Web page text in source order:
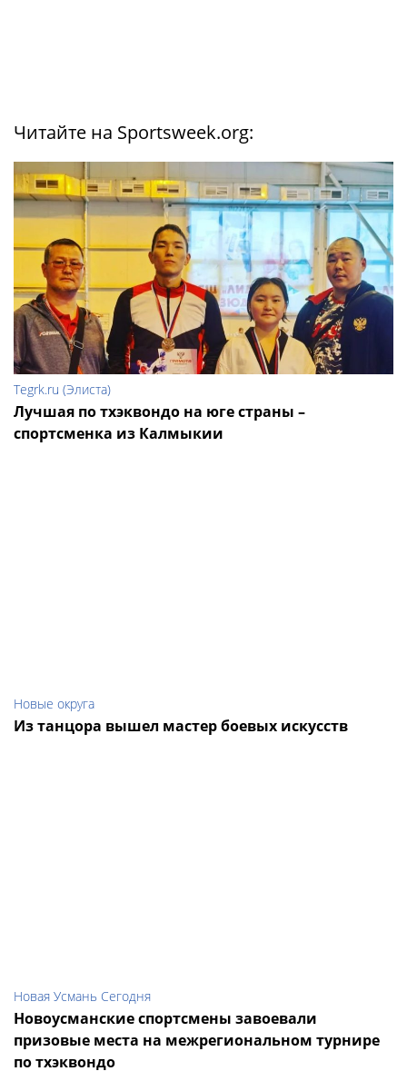
Читайте на Sportsweek.org:
Tegrk.ru (Элиста)
Лучшая по тхэквондо на юге страны –
спортсменка из Калмыкии
Новые округа
Из танцора вышел мастер боевых искусств
Новая Усмань Сегодня
Новоусманские спортсмены завоевали
призовые места на межрегиональном турнире
по тхэквондо